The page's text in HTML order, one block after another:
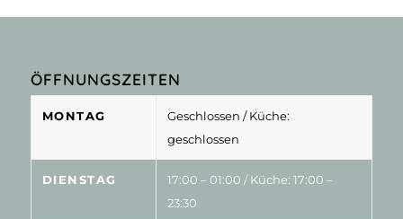
ÖFFNUNGSZEITEN
MONTAG Geschlossen / Küche:
geschlossen
DIENSTAG 17:00 – 01:00 / Küche: 17:00 –
23:30